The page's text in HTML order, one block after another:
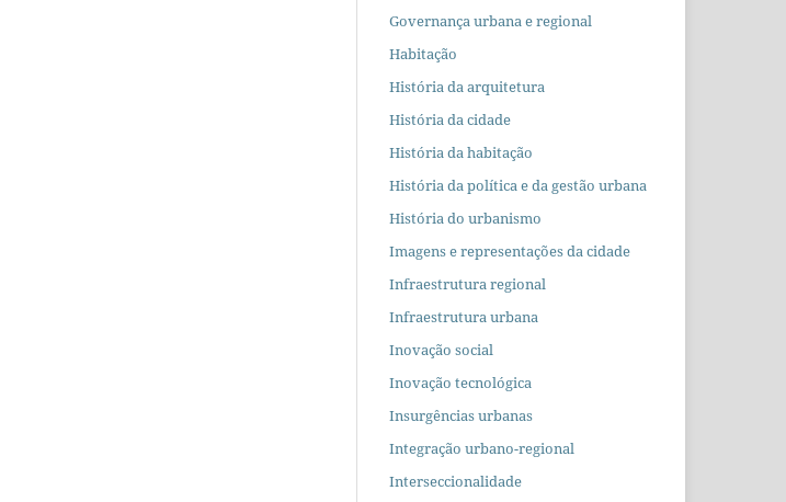
Governança urbana e regional
Habitação
História da arquitetura
História da cidade
História da habitação
História da política e da gestão urbana
História do urbanismo
Imagens e representações da cidade
Infraestrutura regional
Infraestrutura urbana
Inovação social
Inovação tecnológica
Insurgências urbanas
Integração urbano-regional
Interseccionalidade